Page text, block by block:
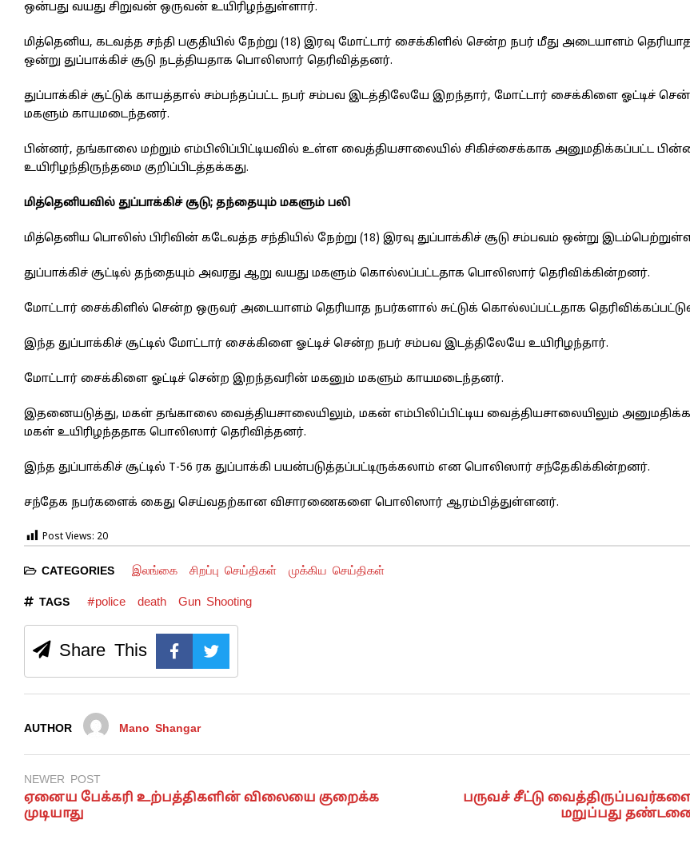
ஒன்பது வயது சிறுவன் ஒருவன் உயிரிழந்துள்ளார்.
மித்தெனிய, கடவத்த சந்தி பகுதியில் நேற்று (18) இரவு மோட்டார் சைக்கிளில் சென்ற நபர் மீது அடையாளம்
ஒன்று துப்பாக்கிச் சூடு நடத்தியதாக பொலிஸார் தெரிவித்தனர்.
துப்பாக்கிச் சூட்டுக் காயத்தால் சம்பந்தப்பட்ட நபர் சம்பவ இடத்திலேயே இறந்தார், மோட்டார் சைக்கிளை ஓட்டிச்
மகளும் காயமடைந்தனர்.
பின்னர், தங்காலை மற்றும் எம்பிலிப்பிட்டியவில் உள்ள வைத்தியசாலையில் சிகிச்சைக்காக அனுமதிக்கப்பட்ட
உயிரிழந்திருந்தமை குறிப்பிடத்தக்கது.
மித்தெனியவில் துப்பாக்கிச் சூடு; தந்தையும் மகளும் பலி
மித்தெனிய பொலிஸ் பிரிவின் கடேவத்த சந்தியில் நேற்று (18) இரவு துப்பாக்கிச் சூடு சம்பவம் ஒன்று
துப்பாக்கிச் சூட்டில் தந்தையும் அவரது ஆறு வயது மகளும் கொல்லப்பட்டதாக பொலிஸார் தெரிவிக்கின்றனர்.
மோட்டார் சைக்கிளில் சென்ற ஒருவர் அடையாளம் தெரியாத நபர்களால் சுட்டுக் கொல்லப்பட்டதாக
இந்த துப்பாக்கிச் சூட்டில் மோட்டார் சைக்கிளை ஓட்டிச் சென்ற நபர் சம்பவ இடத்திலேயே உயிரிழந்தார்.
மோட்டார் சைக்கிளை ஓட்டிச் சென்ற இறந்தவரின் மகனும் மகளும் காயமடைந்தனர்.
இதனையடுத்து, மகள் தங்காலை வைத்தியசாலையிலும், மகன் எம்பிலிப்பிட்டிய வைத்தியசாலையிலும்
மகள் உயிரிழந்ததாக பொலிஸார் தெரிவித்தனர்.
இந்த துப்பாக்கிச் சூட்டில் T-56 ரக துப்பாக்கி பயன்படுத்தப்பட்டிருக்கலாம் என பொலிஸார் சந்தேகிக்கின்றனர்.
சந்தேக நபர்களைக் கைது செய்வதற்கான விசாரணைகளை பொலிஸார் ஆரம்பித்துள்ளனர்.
Post Views: 20
CATEGORIES இலங்கை சிறப்பு செய்திகள் முக்கிய செய்திகள்
TAGS #police death Gun Shooting
Share This
AUTHOR Mano Shangar
NEWER POST
ஏனைய பேக்கரி உற்பத்திகளின் விலையை குறைக்க
முடியாது
பருவச் சீட்டு
மறுப்பது